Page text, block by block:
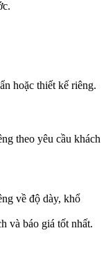
hoặc thiết kế riêng.
theo yêu cầu khách
về độ dày, khổ
và báo giá tốt nhất.